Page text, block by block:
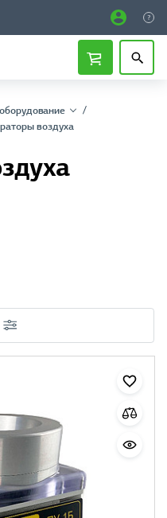
округ
воздуха